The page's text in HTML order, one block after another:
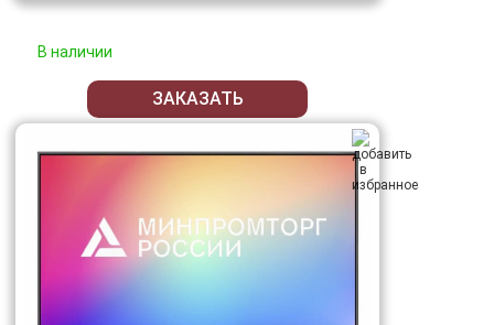
В наличии
ЗАКАЗАТЬ